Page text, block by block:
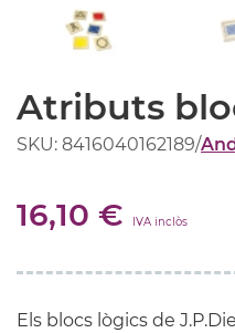
Atributs
SKU: 8416040162189/
16,10 € IVA inclòs
Els blocs lògics de J.P